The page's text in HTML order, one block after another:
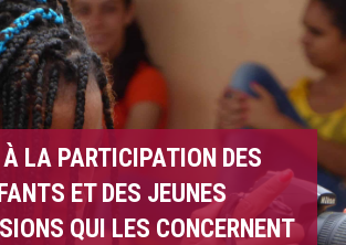
À LA PARTICIPATION DES
ET DES JEUNES
QUI LES CONCERNENT